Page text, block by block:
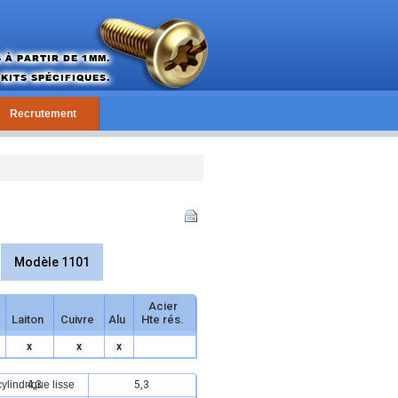
Recrutement
Modèle 1101
Laiton Cuivre Alu
Acier
Hte rés.
x x x
4,3 5,3